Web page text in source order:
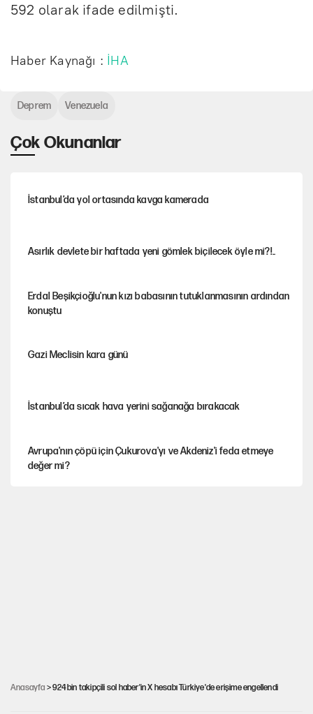
592 olarak ifade edilmişti.
Haber Kaynağı : İHA
Çok Okunanlar
İstanbul’da yol ortasında kavga kamerada
Asırlık devlete bir haftada yeni gömlek biçilecek öyle mi?!..
Erdal Beşikçioğlu'nun kızı babasının tutuklanmasının ardından
konuştu
Gazi Meclisin kara günü
İstanbul’da sıcak hava yerini sağanağa bırakacak
Avrupa'nın çöpü için Çukurova'yı ve Akdeniz'i feda etmeye
değer mi?
Deprem Venezuela
Anasayfa > 924 bin takipçili sol haber'in X hesabı Türkiye'de erişime engellendi